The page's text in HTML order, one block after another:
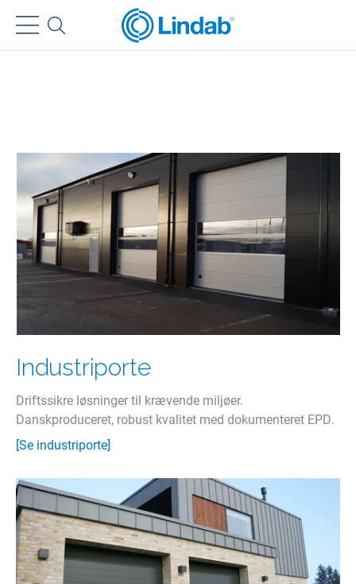
Industriporte
Driftssikre løsninger til krævende miljøer.
Danskproduceret, robust kvalitet med dokumenteret EPD.
[Se industriporte]